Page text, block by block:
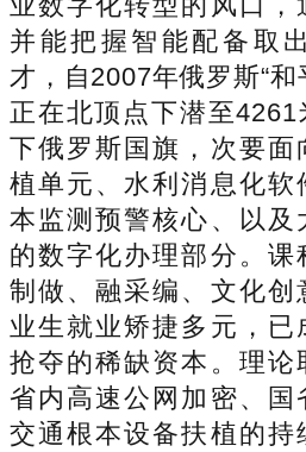
并能把握智能配备取
才，自2007年俄罗斯“和
正在北顶点下潜至
下俄罗斯国旗，次要面
植单元、水利消息化软
本监测预警核心、以及
的数字化办理部分。课
制做、融采编、文化创
业生就业矫捷多元，已
抢夺的稀缺资本。理论
省内高速公网加密、国
交通根本设备扶植的持